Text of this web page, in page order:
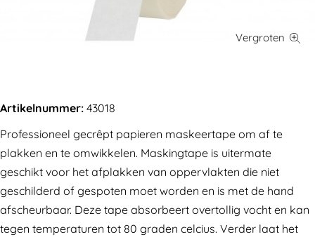
Artikelnummer: 43018
Professioneel gecrêpt papieren maskeertape om af te
plakken en te omwikkelen. Maskingtape is uitermate
geschikt voor het afplakken van oppervlakten die niet
geschilderd of gespoten moet worden en is met de hand
afscheurbaar. Deze tape absorbeert overtollig vocht en kan
tegen temperaturen tot 80 graden celcius. Verder laat het